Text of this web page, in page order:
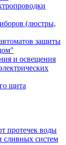
(люстры,
защиты
и освещения
щита
протечек воды
сливных систем